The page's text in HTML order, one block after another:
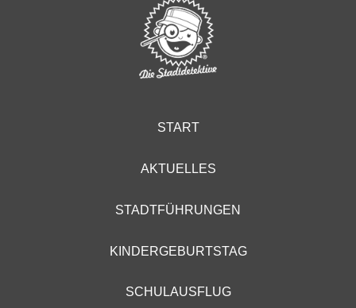
START
AKTUELLES
STADTFÜHRUNGEN
KINDERGEBURTSTAG
SCHULAUSFLUG